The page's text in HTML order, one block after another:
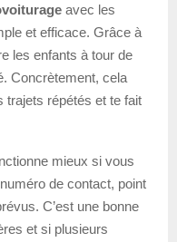
avec les
et efficace. Grâce à
les enfants à tour de
Concrètement, cela
trajets répétés et te fait
mieux si vous
de contact, point
C’est une bonne
et si plusieurs